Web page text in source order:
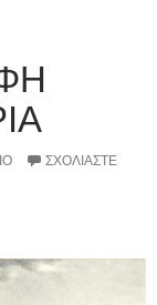
ΣΧΟΛΙΆΣΤΕ